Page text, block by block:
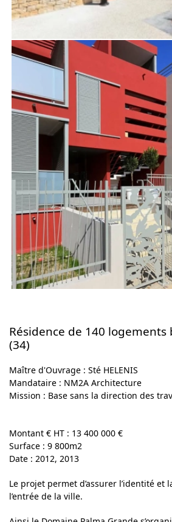
Résidence de 140
(34)
Maître d'Ouvrage : Sté HELENIS
Mandataire : NM2A Architecture
Mission : Base sans la direction des
Montant € HT : 13 400 000 €
Surface : 9 800m2
Date : 2012, 2013
Le projet permet d’assurer l’identité et
l’entrée de la ville.